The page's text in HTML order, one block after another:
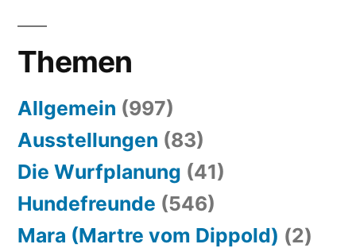
Themen
Allgemein (997)
Ausstellungen (83)
Die Wurfplanung (41)
Hundefreunde (546)
Mara (Martre vom Dippold) (2)